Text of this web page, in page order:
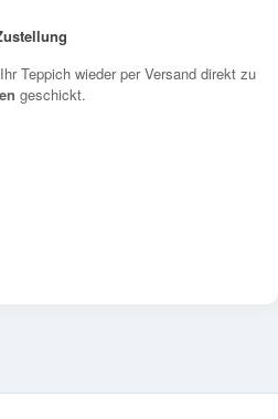
Teppich wieder per Versand direkt zu
geschickt.